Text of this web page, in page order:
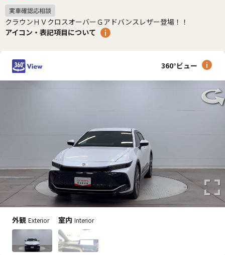
クラウンＨＶクロスオーバーＧアドバンスレザー登場！！
アイコン・表記項目について
360°ビュー
外観 Exterior 室内 Interior